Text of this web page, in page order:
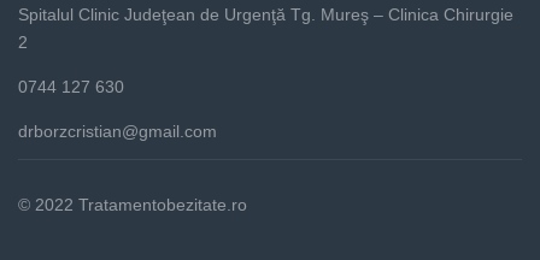
Spitalul Clinic Judeţean de Urgenţă Tg. Mureş – Clinica Chirurgie
2
0744 127 630
drborzcristian@gmail.com
© 2022 Tratamentobezitate.ro